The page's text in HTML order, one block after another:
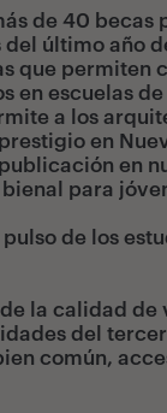
de 40 becas
último
que
en escuelas
a los
en
en
para
de los
la calidad
del
común,